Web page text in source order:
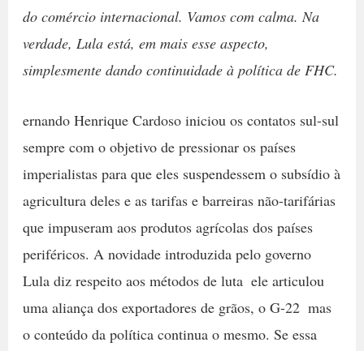
do comércio internacional. Vamos com calma. Na
verdade, Lula está, em mais esse aspecto,
simplesmente dando continuidade à política de FHC.
ernando Henrique Cardoso iniciou os contatos sul-sul
sempre com o objetivo de pressionar os países
imperialistas para que eles suspendessem o subsídio à
agricultura deles e as tarifas e barreiras não-tarifárias
que impuseram aos produtos agrícolas dos países
periféricos. A novidade introduzida pelo governo
Lula diz respeito aos métodos de luta  ele articulou
uma aliança dos exportadores de grãos, o G-22  mas
o conteúdo da política continua o mesmo. Se essa